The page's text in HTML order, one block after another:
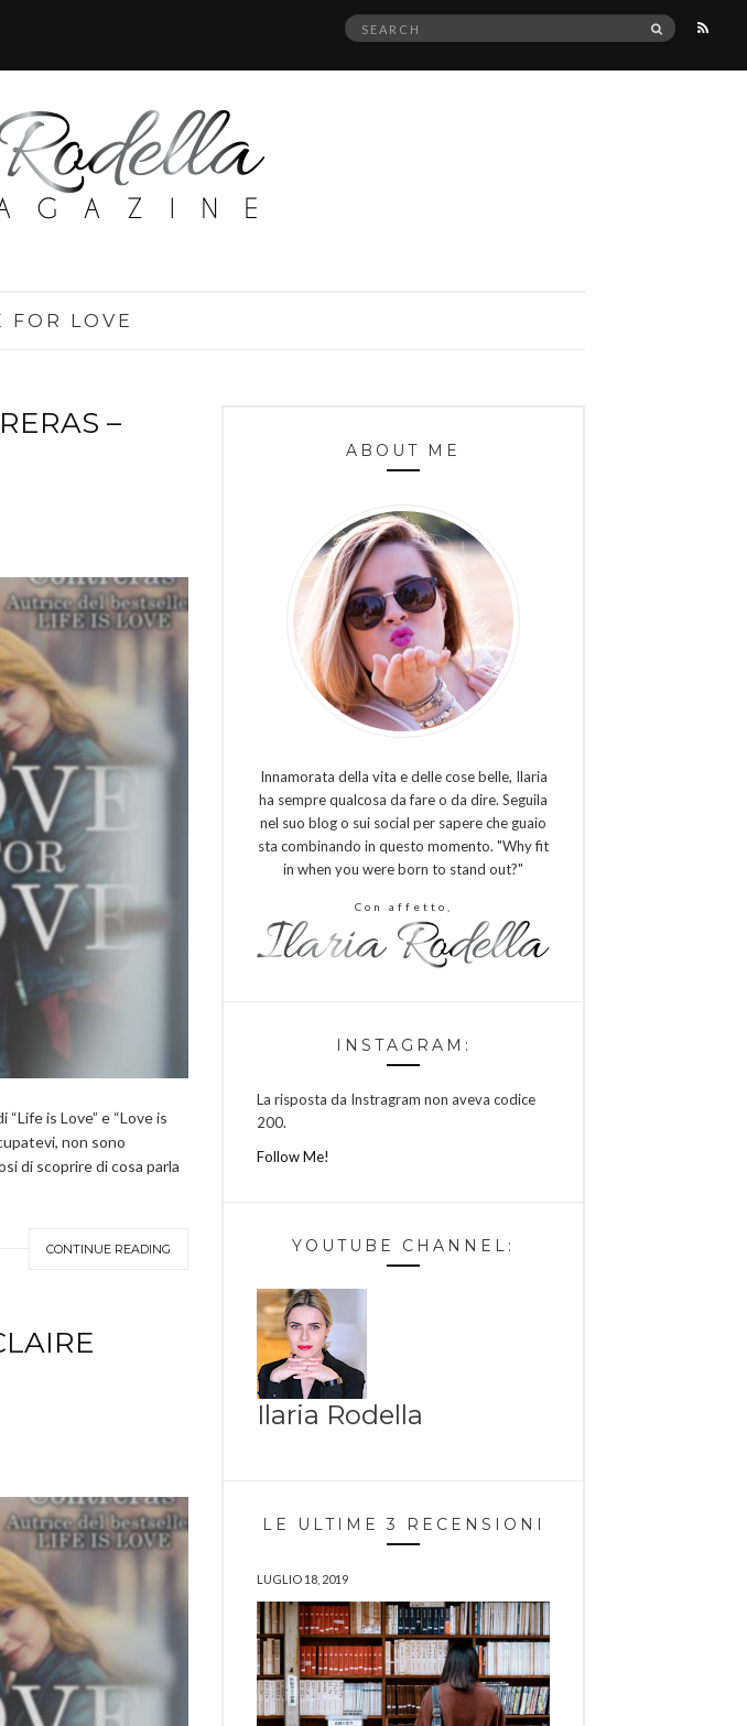
Search
SEARCH
FOR LOVE
–
“Life is Love” e “Love is
non sono
di scoprire di cosa parla
CONTINUE READING
ABOUT ME
Innamorata della vita e delle cose belle, Ilaria
ha sempre qualcosa da fare o da dire. Seguila
nel suo blog o sui social per sapere che guaio
sta combinando in questo momento. "Why fit
in when you were born to stand out?"
Con affetto,
INSTAGRAM:
La risposta da Instragram non aveva codice
200.
Follow Me!
YOUTUBE CHANNEL:
Ilaria Rodella
LE ULTIME 3 RECENSIONI
LUGLIO 18, 2019